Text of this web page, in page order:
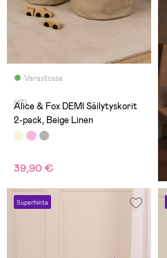
Varastossa
(17)
Alice & Fox DEMI Säilytyskorit
2-pack, Beige Linen
39,90 €
Superhinta